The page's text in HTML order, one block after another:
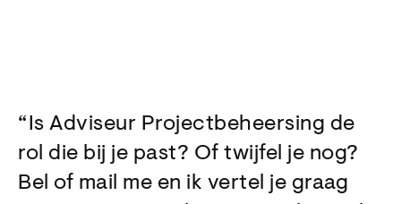
Is Adviseur Projectbeheersing de
rol die bij je past? Of twijfel je nog?
Bel of mail me en ik vertel je graag